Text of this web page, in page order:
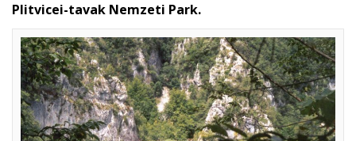
Plitvicei-tavak Nemzeti Park.